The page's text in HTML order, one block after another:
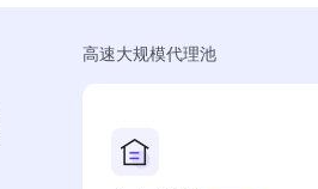
高速大规模代理池